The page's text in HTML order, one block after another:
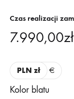
Czas realizacji
7.990,00zł
PLN zł €
Kolor blatu